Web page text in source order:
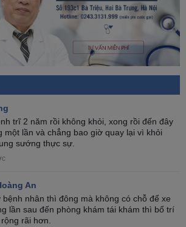
trĩ 2 năm rồi không khỏi, xong rồi đến đây
một lần và chẳng bao giờ quay lại vì khỏi
sướng thực sự.
An
bệnh nhân thì đông mà không có chỗ để xe
lần sau đến phòng khám tái khám thì bố trí
rãi hơn.